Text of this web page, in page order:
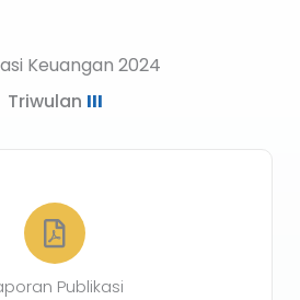
Keuangan 2024
Triwulan III
Publikasi